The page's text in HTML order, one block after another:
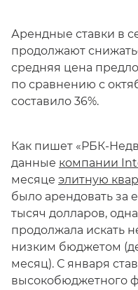
Арендные ставки в
продолжают
средняя цена
по сравнению с
составило 36%.
Как пишет «РБК-
данные компании
месяце элитную
было арендовать за
тысяч долларов,
продолжала искать
низким бюджетом
месяц). С января
высокобюджетного